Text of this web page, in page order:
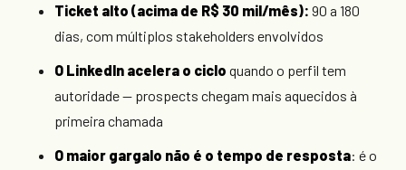
Ticket alto (acima de R$ 30 mil/mês): 90 a 180
dias, com múltiplos stakeholders envolvidos
O LinkedIn acelera o ciclo quando o perfil tem
autoridade — prospects chegam mais aquecidos à
primeira chamada
O maior gargalo não é o tempo de resposta: é o